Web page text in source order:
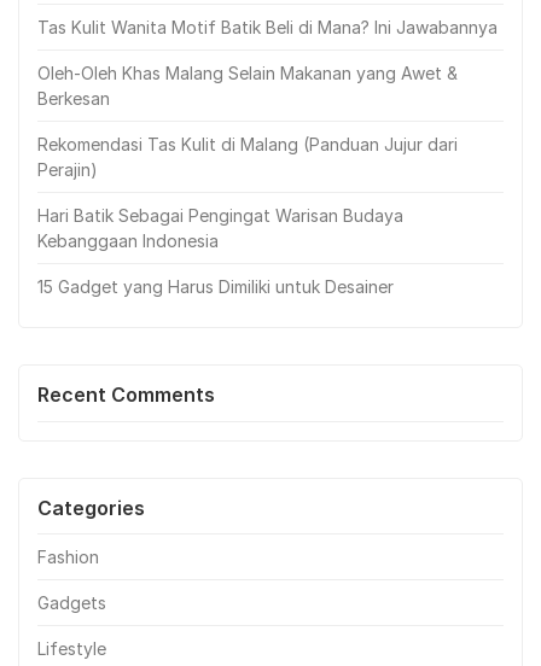
Tas Kulit Wanita Motif Batik Beli di Mana? Ini Jawabannya
Oleh-Oleh Khas Malang Selain Makanan yang Awet &
Berkesan
Rekomendasi Tas Kulit di Malang (Panduan Jujur dari
Perajin)
Hari Batik Sebagai Pengingat Warisan Budaya
Kebanggaan Indonesia
15 Gadget yang Harus Dimiliki untuk Desainer
Recent Comments
Categories
Fashion
Gadgets
Lifestyle